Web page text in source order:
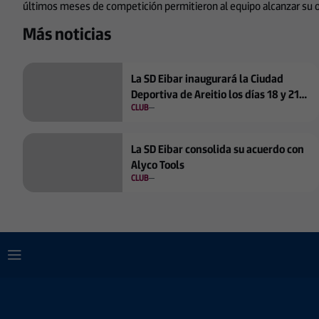
últimos meses de competición permitieron al equipo alcanzar
Más noticias
La SD Eibar inaugurará la Ciudad
Deportiva de Areitio los días 18 y 21
de septiembre
CLUB
La SD Eibar consolida su acuerdo con
Alyco Tools
CLUB